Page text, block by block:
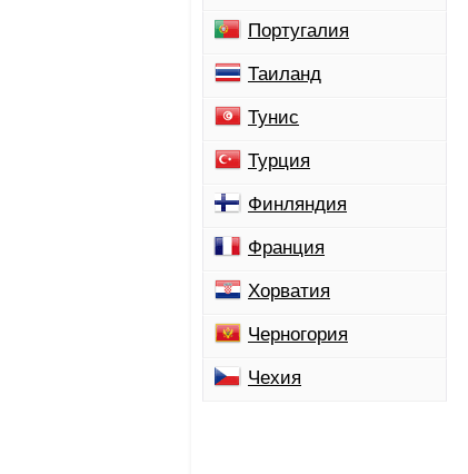
Португалия
Таиланд
Тунис
Турция
Финляндия
Франция
Хорватия
Черногория
Чехия